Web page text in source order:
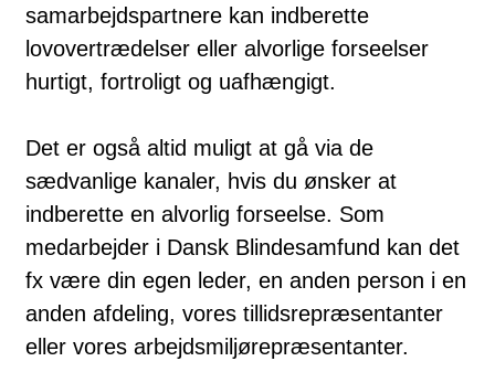
samarbejdspartnere kan indberette
lovovertrædelser eller alvorlige forseelser
hurtigt, fortroligt og uafhængigt.
Det er også altid muligt at gå via de
sædvanlige kanaler, hvis du ønsker at
indberette en alvorlig forseelse. Som
medarbejder i Dansk Blindesamfund kan det
fx være din egen leder, en anden person i en
anden afdeling, vores tillidsrepræsentanter
eller vores arbejdsmiljørepræsentanter.